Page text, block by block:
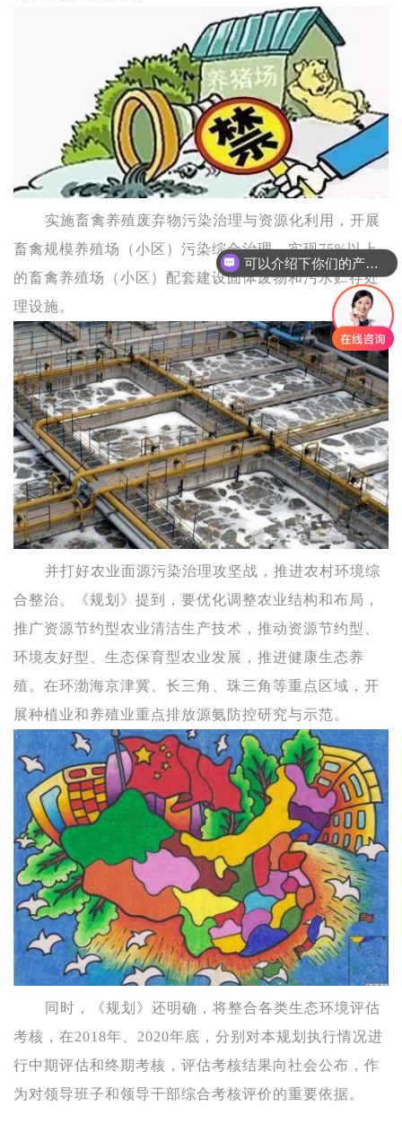
实施畜禽养殖废弃物污染治理与资源化利用，开展
畜禽规模养殖场（小区）污染综合治理，实现75%以上
的畜禽养殖场（小区）配套建设固体废物和污水贮存处
理设施。
并打好农业面源污染治理攻坚战，推进农村环境综
合整治。《规划》提到，要优化调整农业结构和布局，
推广资源节约型农业清洁生产技术，推动资源节约型、
环境友好型、生态保育型农业发展，推进健康生态养
殖。在环渤海京津冀、长三角、珠三角等重点区域，开
展种植业和养殖业重点排放源氨防控研究与示范。
同时，《规划》还明确，将整合各类生态环境评估
考核，在2018年、2020年底，分别对本规划执行情况进
行中期评估和终期考核，评估考核结果向社会公布，作
为对领导班子和领导干部综合考核评价的重要依据。
可以介绍下你们的产品么